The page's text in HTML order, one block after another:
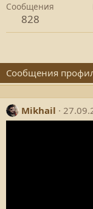
Сообщения
828
Сообщения
Mikhail